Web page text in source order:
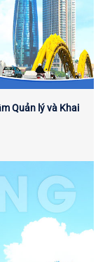
Quản lý và Khai